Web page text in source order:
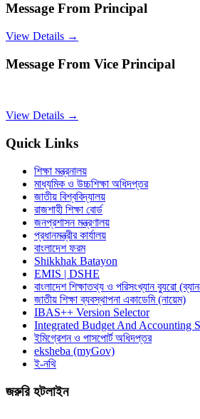
Message From Principal
View Details →
Message From Vice Principal
View Details →
Quick Links
শিক্ষা মন্ত্রনালয়
মাধ্যমিক ও উচ্চশিক্ষা অধিদপ্তর
জাতীয় বিশ্ববিদ্যালয়
রাজশাহী শিক্ষা বোর্ড
জনপ্রশাসন মন্ত্রণালয়
প্রধানমন্ত্রীর কার্যালয়
বাংলাদেশ ফরম
Shikkhak Batayon
EMIS | DSHE
বাংলাদেশ শিক্ষাতথ্য ও পরিসংখ্যান ব্যুরো
জাতীয় শিক্ষা ব্যবস্থাপনা একাডেমি (নায়েম)
IBAS++ Version Selector
Integrated Budget And Accounting
ইমিগ্রেশন ও পাসপোর্ট অধিদপ্তর
eksheba (myGov)
ই-নথি
জরুরি হটলাইন